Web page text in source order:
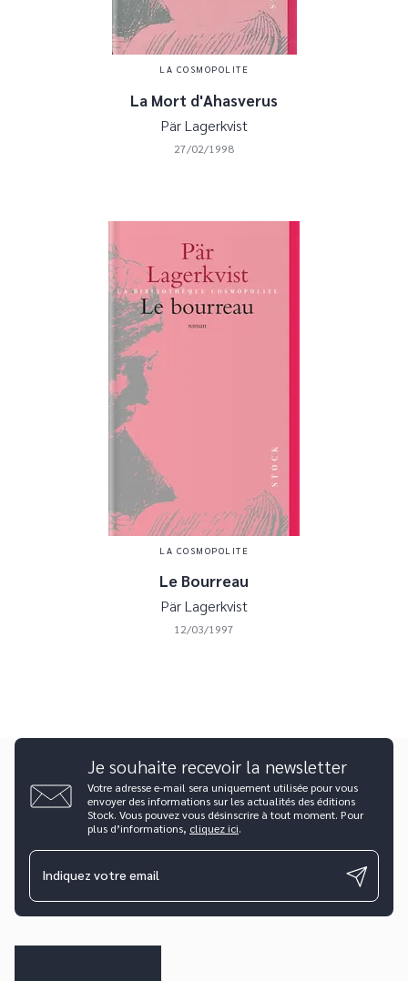
LA COSMOPOLITE
La Mort d'Ahasverus
Pär Lagerkvist
27/02/1998
LA COSMOPOLITE
Le Bourreau
Pär Lagerkvist
12/03/1997
Je souhaite recevoir la newsletter
Votre adresse e-mail sera uniquement utilisée pour vous
envoyer des informations sur les actualités des éditions
Stock. Vous pouvez vous désinscrire à tout moment. Pour
plus d’informations, cliquez ici.
Indiquez votre email